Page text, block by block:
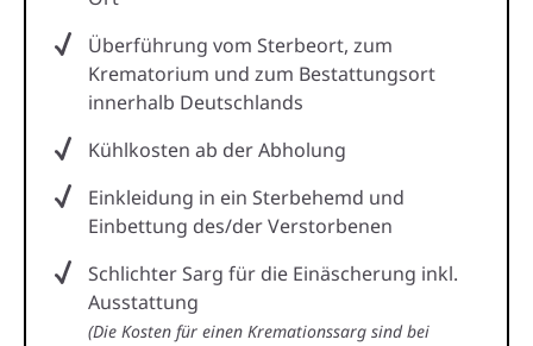
Überführung vom Sterbeort, zum
Krematorium und zum Bestattungsort
innerhalb Deutschlands
Kühlkosten ab der Abholung
Einkleidung in ein Sterbehemd und
Einbettung des/der Verstorbenen
Schlichter Sarg für die Einäscherung inkl.
Ausstattung
(Die Kosten für einen Kremationssarg sind bei